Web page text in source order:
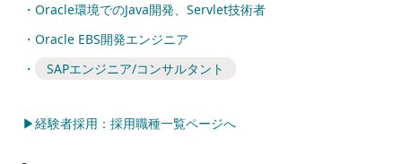
・Oracle環境でのJava開発、Servlet技術者
・Oracle EBS開発エンジニア
・
SAPエンジニア/コンサルタント
▶経験者採用：採用職種一覧ページへ